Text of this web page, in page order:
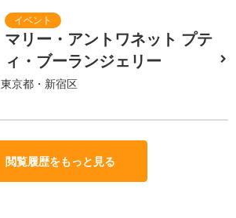
マリー・アントワネット プテ
ィ・ブーランジェリー
東京都・新宿区
閲覧履歴をもっと見る